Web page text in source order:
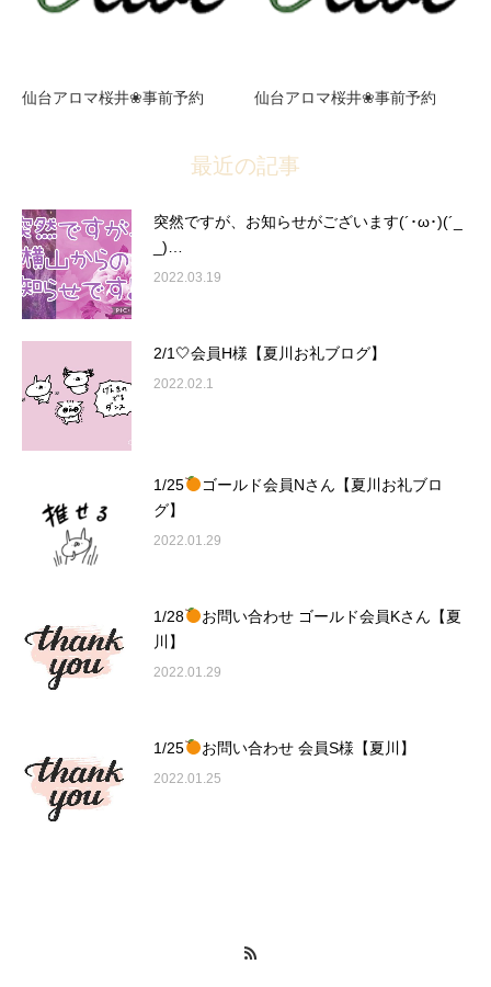
仙台アロマ桜井❀事前予約 仙台アロマ桜井❀事前予約
最近の記事
突然ですが、お知らせがございます(´･ω･)(´_
_)…
2022.03.19
2/1🤍会員H様【夏川お礼ブログ】
2022.02.1
1/25
ゴールド会員Nさん【夏川お礼ブロ
グ】
2022.01.29
1/28
お問い合わせ ゴールド会員Kさん【夏
川】
2022.01.29
1/25 お問い合わせ 会員S様【夏川】
2022.01.25